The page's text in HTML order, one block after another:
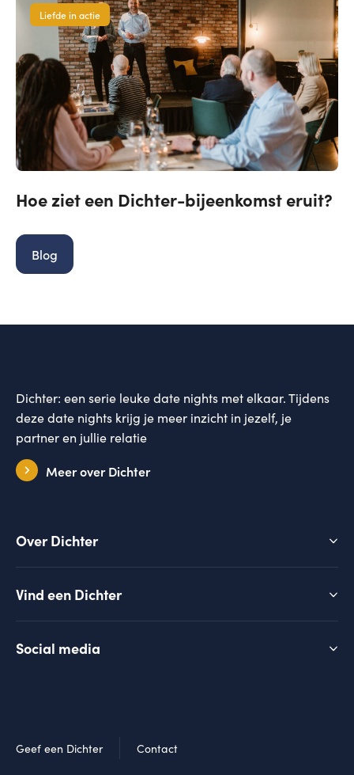
Liefde in actie
Hoe ziet een Dichter-bijeenkomst eruit?
Blog
Dichter: een serie leuke date nights met elkaar. Tijdens
deze date nights krijg je meer inzicht in jezelf, je
partner en jullie relatie
Meer over Dichter
Over Dichter
Vind een Dichter
Social media
Geef een Dichter Contact